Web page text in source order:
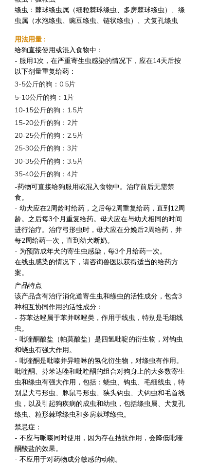
绦虫：棘球绦虫属（细粒棘球绦虫、多房棘球绦虫）、绦
虫属（水泡绦虫、豌豆绦虫、链状绦虫）、犬复孔绦虫
用法用量 :
给狗直接使用或混入食物中：
- 服用1次，在严重寄生虫感染的情况下，应在14天后按
以下剂量重复给药：
3-5公斤的狗：0.5片
5-10公斤的狗：1片
10-15公斤的狗：1.5片
15-20公斤的狗：2片
20-25公斤的狗：2.5片
25-30公斤的狗：3片
30-35公斤的狗：3.5片
35-40公斤的狗：4片
-药物可直接给狗服用或混入食物中。治疗前后无需禁
食。
- 幼犬应在2周龄时给药，之后每2周重复给药，直到12周
龄。之后每3个月重复给药。母犬应在与幼犬相同的时间
进行治疗。治疗弓形虫时，母犬应在分娩后2周给药，并
每2周给药一次，直到幼犬断奶。
- 为预防成年犬的寄生虫感染，每3个月给药一次。
在线虫感染的情况下，请咨询兽医以获得适当的给药方
案。
产品特点
该产品含有治疗消化道寄生虫和绦虫的活性成分，包含3
种相互协同作用的活性成分：
- 芬苯达唑属于苯并咪唑类，作用于线虫，特别是毛细线
虫。
- 吡喹酮酸盐（帕莫酸盐）是四氢吡啶的衍生物，对钩虫
和蛲虫有强大作用。
- 吡喹酮是吡嗪并异喹啉的氢化衍生物，对绦虫有作用。
吡喹酮、芬苯达唑和吡喹酮的组合对狗身上的大多数寄生
虫和绦虫有强大作用，包括：蛲虫、钩虫、毛细线虫，特
别是犬弓形虫、豚鼠弓形虫、狭头钩虫、犬钩虫和毛首线
虫，以及引起狗疾病的成虫和幼虫，包括绦虫属、犬复孔
绦虫、粒形棘球绦虫和多房棘球绦虫。
禁忌症：
- 不应与哌嗪同时使用，因为存在拮抗作用，会降低吡喹
酮酸盐的效果。
- 不应用于对药物成分敏感的动物。